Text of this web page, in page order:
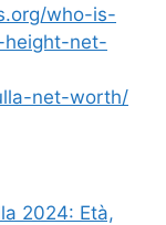
who-is-
height-net-
net-worth/
2024: Età,